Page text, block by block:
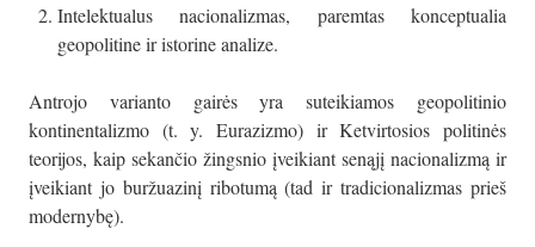
Intelektualus nacionalizmas, paremtas konceptualia
geopolitine ir istorine analize.
Antrojo varianto gairės yra suteikiamos geopolitinio
kontinentalizmo (t. y. Eurazizmo) ir Ketvirtosios politinės
teorijos, kaip sekančio žingsnio įveikiant senąjį nacionalizmą ir
įveikiant jo buržuazinį ribotumą (tad ir tradicionalizmas prieš
modernybę).